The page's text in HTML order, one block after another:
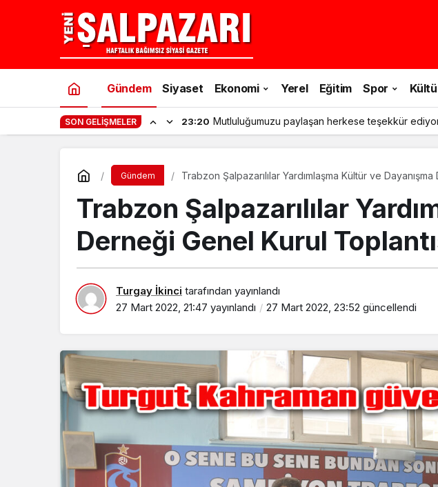
Gündem Siyaset Ekonomi Yerel Eğitim Spor
SON GELIŞMELER 23:20 Mutluluğumuzu paylaşan herkese teşekkür
Gündem Trabzon Şalpazarılılar Yardımlaşma Kültür ve
Trabzon Şalpazarılılar
Derneği Genel Kurul
Turgay İkinci tarafından yayınlandı
27 Mart 2022, 21:47 yayınlandı 27 Mart 2022, 23:52 güncellendi